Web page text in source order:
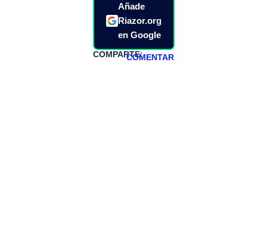
Añade
Riazor.org
en Google
COMPARTE:COMENTAR